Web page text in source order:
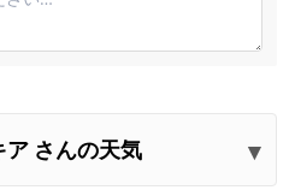
さんの天気